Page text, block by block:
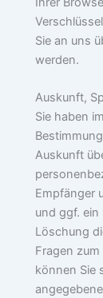
Sie an uns
werden.
Auskunft,
Sie haben
Auskunft
Empfänger
und ggf. ein
Löschung
Fragen
können Sie